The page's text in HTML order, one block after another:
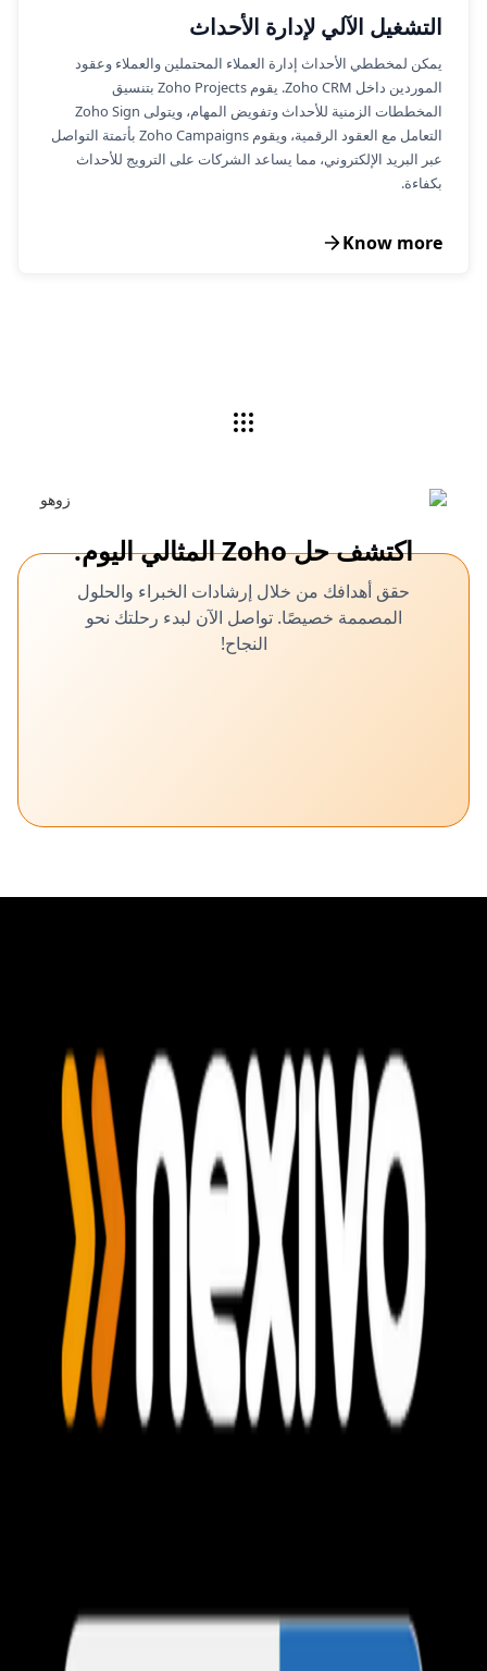
التشغيل الآلي لإدارة الأحداث
يمكن لمخططي الأحداث إدارة العملاء المحتملين والعملاء وعقود
الموردين داخل Zoho CRM. يقوم Zoho Projects بتنسيق
المخططات الزمنية للأحداث وتفويض المهام، ويتولى Zoho Sign
التعامل مع العقود الرقمية، ويقوم Zoho Campaigns بأتمتة التواصل
عبر البريد الإلكتروني، مما يساعد الشركات على الترويج للأحداث
بكفاءة.
Know more
اكتشف حل Zoho المثالي اليوم.
حقق أهدافك من خلال إرشادات الخبراء والحلول
المصممة خصيصًا. تواصل الآن لبدء رحلتك نحو
النجاح!